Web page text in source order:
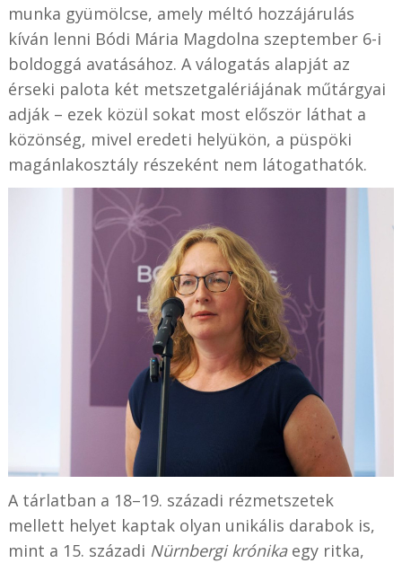
munka gyümölcse, amely méltó hozzájárulás
kíván lenni Bódi Mária Magdolna szeptember 6-i
boldoggá avatásához. A válogatás alapját az
érseki palota két metszetgalériájának műtárgyai
adják – ezek közül sokat most először láthat a
közönség, mivel eredeti helyükön, a püspöki
magánlakosztály részeként nem látogathatók.
A tárlatban a 18–19. századi rézmetszetek
mellett helyet kaptak olyan unikális darabok is,
mint a 15. századi Nürnbergi krónikaegy ritka,